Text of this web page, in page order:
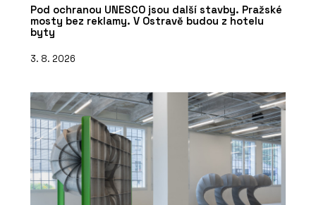
Pod ochranou UNESCO jsou další stavby. Pražské
mosty bez reklamy. V Ostravě budou z hotelu
byty
3. 8. 2026